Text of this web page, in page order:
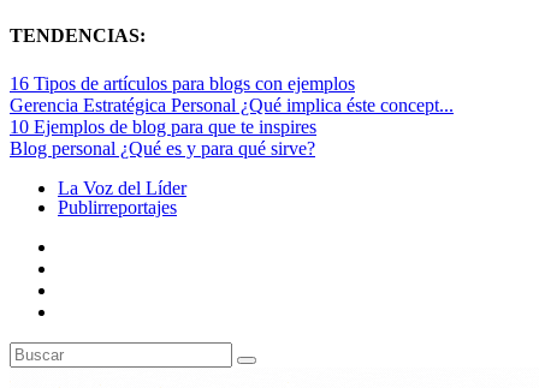
TENDENCIAS:
16 Tipos de artículos para blogs con ejemplos
Gerencia Estratégica Personal ¿Qué implica éste concept...
10 Ejemplos de blog para que te inspires
Blog personal ¿Qué es y para qué sirve?
La Voz del Líder
Publirreportajes